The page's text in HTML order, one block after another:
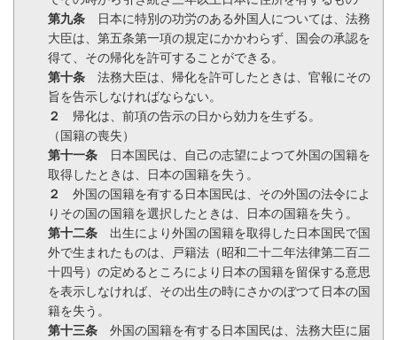
第九条 日本に特別の功労のある外国人については、法務
大臣は、第五条第一項の規定にかかわらず、国会の承認を
得て、その帰化を許可することができる。
第十条 法務大臣は、帰化を許可したときは、官報にその
旨を告示しなければならない。
２
帰化は、前項の告示の日から効力を生ずる。
（国籍の喪失）
第十一条 日本国民は、自己の志望によつて外国の国籍を
取得したときは、日本の国籍を失う。
２
外国の国籍を有する日本国民は、その外国の法令によ
りその国の国籍を選択したときは、日本の国籍を失う。
第十二条 出生により外国の国籍を取得した日本国民で国
外で生まれたものは、戸籍法（昭和二十二年法律第二百二
十四号）の定めるところにより日本の国籍を留保する意思
を表示しなければ、その出生の時にさかのぼつて日本の国
籍を失う。
第十三条 外国の国籍を有する日本国民は、法務大臣に届